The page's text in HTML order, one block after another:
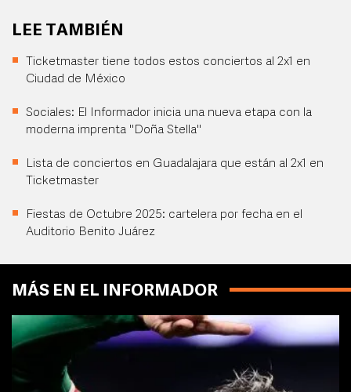
LEE TAMBIÉN
Ticketmaster tiene todos estos conciertos al 2x1 en
Ciudad de México
Sociales: El Informador inicia una nueva etapa con la
moderna imprenta "Doña Stella"
Lista de conciertos en Guadalajara que están al 2x1 en
Ticketmaster
Fiestas de Octubre 2025: cartelera por fecha en el
Auditorio Benito Juárez
MÁS EN EL INFORMADOR